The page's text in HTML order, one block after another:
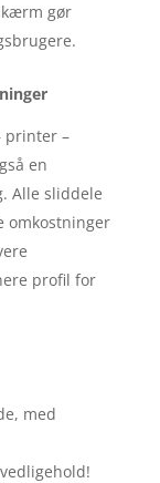
gør
printer –
en
Alle sliddele
omkostninger
profil for
med